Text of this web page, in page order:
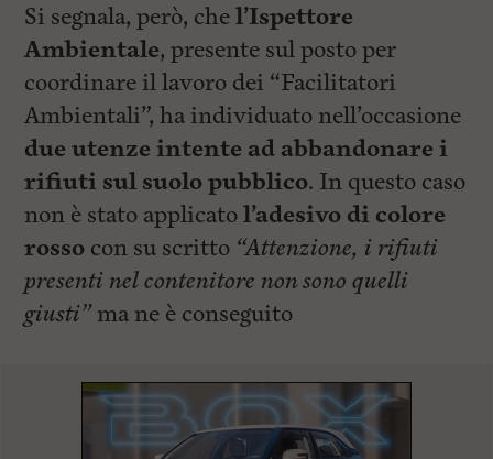
Si segnala, però, chel’Ispettore
Ambientale, presente sul posto per
coordinare il lavoro dei “Facilitatori
Ambientali”, ha individuato nell’occasione
due utenze intente ad abbandonare i
rifiuti sul suolo pubblico. In questo caso
non è stato applicatol’adesivo di colore
rosso con su scritto “Attenzione, i rifiuti
presenti nel contenitore non sono quelli
giusti”ma ne è conseguito